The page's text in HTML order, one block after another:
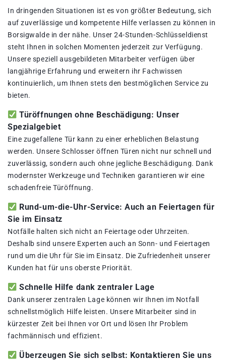
In dringenden Situationen ist es von größter Bedeutung, sich
auf zuverlässige und kompetente Hilfe verlassen zu können in
Borsigwalde in der nähe. Unser 24-Stunden-Schlüsseldienst
steht Ihnen in solchen Momenten jederzeit zur Verfügung.
Unsere speziell ausgebildeten Mitarbeiter verfügen über
langjährige Erfahrung und erweitern ihr Fachwissen
kontinuierlich, um Ihnen stets den bestmöglichen Service zu
bieten.
Türöffnungen ohne Beschädigung: Unser
Spezialgebiet
Eine zugefallene Tür kann zu einer erheblichen Belastung
werden. Unsere Schlosser öffnen Türen nicht nur schnell und
zuverlässig, sondern auch ohne jegliche Beschädigung. Dank
modernster Werkzeuge und Techniken garantieren wir eine
schadenfreie Türöffnung.
Rund-um-die-Uhr-Service: Auch an Feiertagen für
Sie im Einsatz
Notfälle halten sich nicht an Feiertage oder Uhrzeiten.
Deshalb sind unsere Experten auch an Sonn- und Feiertagen
rund um die Uhr für Sie im Einsatz. Die Zufriedenheit unserer
Kunden hat für uns oberste Priorität.
Schnelle Hilfe dank zentraler Lage
Dank unserer zentralen Lage können wir Ihnen im Notfall
schnellstmöglich Hilfe leisten. Unsere Mitarbeiter sind in
kürzester Zeit bei Ihnen vor Ort und lösen Ihr Problem
fachmännisch und effizient.
Überzeugen Sie sich selbst: Kontaktieren Sie uns